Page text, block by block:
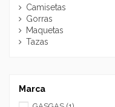
Camisetas
Gorras
Maquetas
Tazas
Marca